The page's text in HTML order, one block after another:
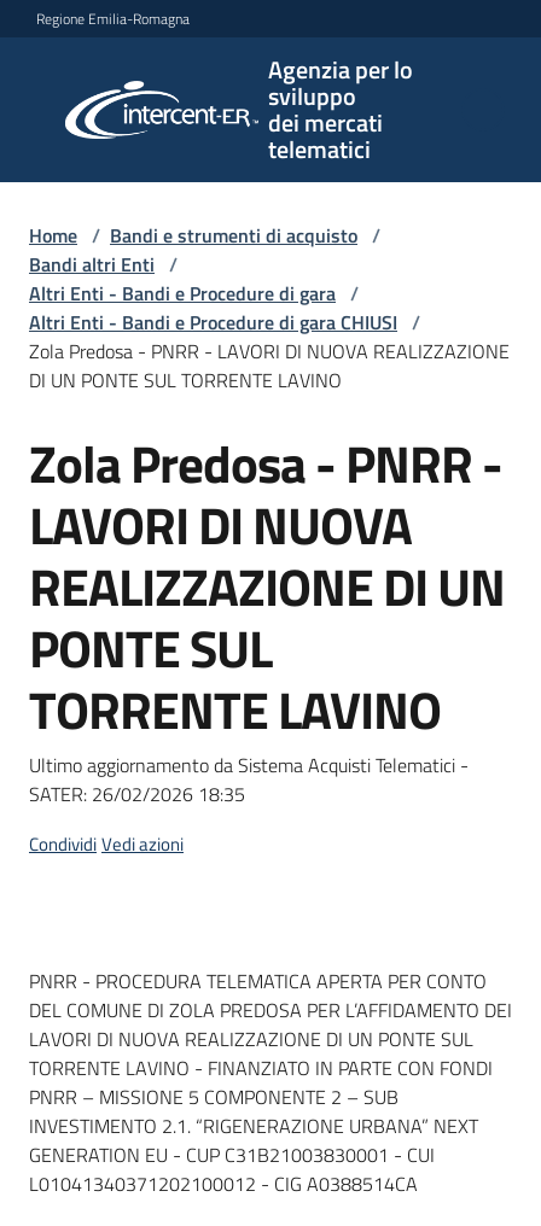
Vai al contenuto
Vai alla navigazione
Vai al footer
Regione Emilia-Romagna
Agenzia per lo
sviluppo
dei mercati
telematici
per lo
sviluppo
telematici
L'Agenzia
Bandi
e
Supporto
telematiche
site
Seguici
su
Home / Bandi e strumenti di acquisto /
Bandi altri Enti /
Altri Enti - Bandi e Procedure di gara /
Altri Enti - Bandi e Procedure di gara CHIUSI /
Zola Predosa - PNRR - LAVORI DI NUOVA REALIZZAZIONE
DI UN PONTE SUL TORRENTE LAVINO
Salta al contenuto
Zola Predosa - PNRR -
LAVORI DI NUOVA
REALIZZAZIONE DI UN
PONTE SUL
TORRENTE LAVINO
Ultimo aggiornamento da Sistema Acquisti Telematici -
SATER: 26/02/2026 18:35
CondividiVedi azioni
Dati del bando
PNRR - PROCEDURA TELEMATICA APERTA PER CONTO
DEL COMUNE DI ZOLA PREDOSA PER L’AFFIDAMENTO DEI
LAVORI DI NUOVA REALIZZAZIONE DI UN PONTE SUL
TORRENTE LAVINO - FINANZIATO IN PARTE CON FONDI
PNRR – MISSIONE 5 COMPONENTE 2 – SUB
INVESTIMENTO 2.1. “RIGENERAZIONE URBANA” NEXT
GENERATION EU - CUP C31B21003830001 - CUI
L01041340371202100012 - CIG A0388514CA